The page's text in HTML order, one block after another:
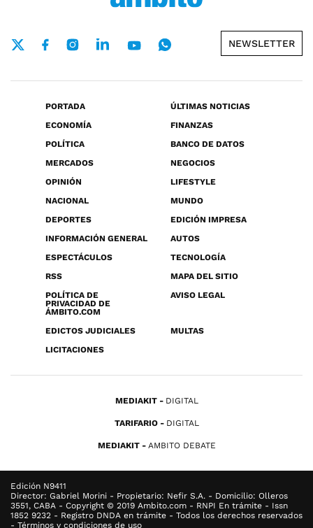
NEWSLETTER
PORTADA
ÚLTIMAS NOTICIAS
ECONOMÍA
FINANZAS
POLÍTICA
BANCO DE DATOS
MERCADOS
NEGOCIOS
OPINIÓN
LIFESTYLE
NACIONAL
MUNDO
DEPORTES
EDICIÓN IMPRESA
INFORMACIÓN GENERAL
AUTOS
ESPECTÁCULOS
TECNOLOGÍA
RSS
MAPA DEL SITIO
POLÍTICA DE
PRIVACIDAD DE
ÁMBITO.COM
AVISO LEGAL
EDICTOS JUDICIALES
MULTAS
LICITACIONES
MEDIAKIT DIGITAL
TARIFARIO DIGITAL
MEDIAKIT AMBITO DEBATE
Edición N9411
Director: Gabriel Morini - Propietario: Nefir S.A. - Domicilio: Olleros
3551, CABA - Copyright © 2019 Ambito.com - RNPI En trámite - Issn
1852 9232 - Registro DNDA en trámite - Todos los derechos reservados
- Términos y condiciones de uso